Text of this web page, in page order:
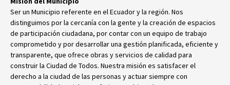
Ser un Municipio referente en el Ecuador y la región. Nos
distinguimos por la cercanía con la gente y la creación de espacios
de participación ciudadana, por contar con un equipo de trabajo
comprometido y por desarrollar una gestión planificada, eficiente y
transparente, que ofrece obras y servicios de calidad para
construir la Ciudad de Todos. Nuestra misión es satisfacer el
derecho a la ciudad de las personas y actuar siempre con